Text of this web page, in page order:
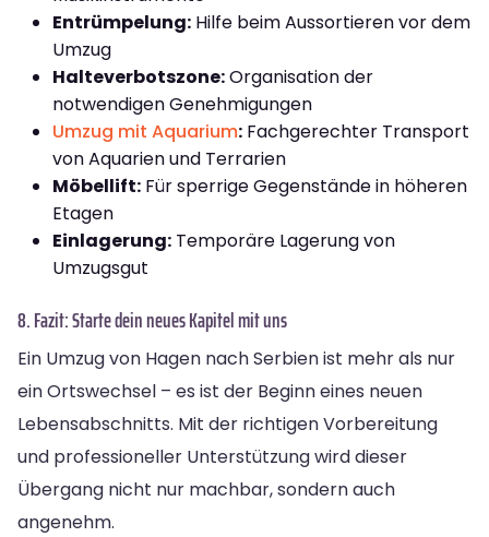
Entrümpelung: Hilfe beim Aussortieren vor dem
Umzug
Halteverbotszone:Organisation der
notwendigen Genehmigungen
Umzug mit Aquarium: Fachgerechter Transport
von Aquarien und Terrarien
Möbellift: Für sperrige Gegenstände in höheren
Etagen
Einlagerung: Temporäre Lagerung von
Umzugsgut
8. Fazit: Starte dein neues Kapitel mit uns
Ein Umzug von Hagen nach Serbien ist mehr als nur
ein Ortswechsel – es ist der Beginn eines neuen
Lebensabschnitts. Mit der richtigen Vorbereitung
und professioneller Unterstützung wird dieser
Übergang nicht nur machbar, sondern auch
angenehm.